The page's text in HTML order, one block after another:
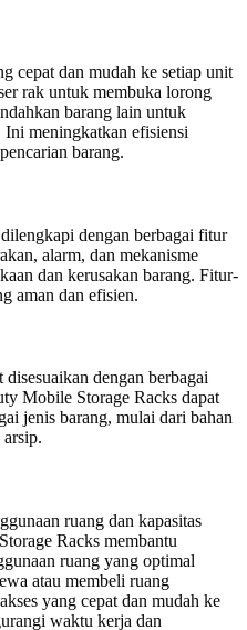
cepat dan mudah ke setiap unit
rak untuk membuka lorong
barang lain untuk
meningkatkan efisiensi
barang.
dengan berbagai fitur
alarm, dan mekanisme
dan kerusakan barang. Fitur-
aman dan efisien.
dengan berbagai
Mobile Storage Racks dapat
jenis barang, mulai dari bahan
ruang dan kapasitas
Racks membantu
ruang yang optimal
atau membeli ruang
yang cepat dan mudah ke
waktu kerja dan